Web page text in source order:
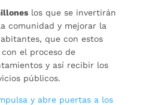
los que se invertirán
comunidad y mejorar la
que con estos
el proceso de
y así recibir los
públicos.
y abre puertas a los